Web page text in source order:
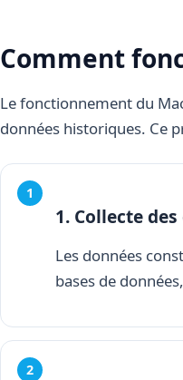
Comment
Le fonctionnement du
données historiques. Ce
1. Collecte
Les données
bases de